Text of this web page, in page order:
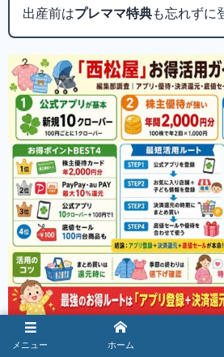
出産前はプレママ特典も忘れずに
最新の内容は、公式アプリ・LINE公
メニュー ホーム